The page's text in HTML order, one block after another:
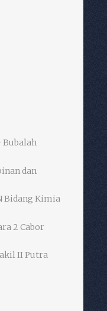
Bubalah
dan
Bidang Kimia
2 Cabor
II Putra